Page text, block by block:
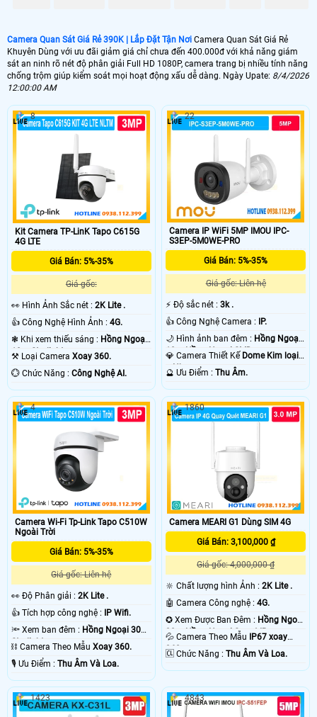
'
Camera Quan Sát Giá Rẻ 390K | Lắp Đặt Tận Nơi Camera Quan Sát Giá Rẻ
Khuyên Dùng với ưu đãi giảm giá chỉ chưa đến 400.000đ với khả năng giám
sát an ninh rõ nét độ phân giải Full HD 1080P, camera trang bị nhiều tính năng
chống trộm giúp kiểm soát mọi hoạt động xấu dễ dàng. Ngày Upate: 8/4/2026
12:00:00 AM
Kit Camera TP-LinK Tapo C615G
4G LTE
Giá Bán: 5%-35%
Giá gốc:
️👀 Hình Ảnh Sắc nét : 2K Lite .
👍 Công Nghệ Hình Ảnh : 4G.
❃ Khi xem thiếu sáng : Hồng Ngoại
10m Starlight.
⚒ Loại Camera Xoay 360.
️💮 Chức Năng : Công Nghệ AI.
8
Camera IP WiFi 5MP IMOU IPC-
S3EP-5M0WE-PRO
Giá Bán: 5%-35%
Giá gốc: Liên hệ
️⚡ Độ sắc nét :3k .
👍 Công Nghệ Camera :
IP.
🌙 Hình ảnh ban đêm : Hồng Ngoại
10m Hồng Ngoại SMD.
💎 Camera Thiết Kế Dome Kim loại
+ Nhựa.
️🔮 Ưu Điểm :Thu Âm.
22
Camera Wi-Fi Tp-Link Tapo C510W
Ngoài Trời
Giá Bán: 5%-35%
Giá gốc: Liên hệ
️👀 Độ Phân giải : 2K Lite .
👍 Tích hợp công nghệ :
IP Wifi.
🔦 Xem ban đêm : Hồng Ngoại 30m
Starlight.
⛓ Camera Theo Mẫu Xoay 360.
️🎙 Ưu Điểm : Thu Âm Và Loa.
4
Camera MEARI G1 Dùng SIM 4G
Giá Bán: 3,100,000 ₫
Giá gốc: 4,000,000 ₫
🔆 Chất lượng hình Ảnh :2K Lite .
🤖️ Camera Công nghệ :4G.
✪ Xem Được Ban Đêm : Hồng Ngoại
30m Hồng Ngoại Smart IR.
💦 Camera Theo Mẫu IP67 xoay
360.
️🆑 Chức Năng :Thu Âm Và Loa.
1860
1423 4843